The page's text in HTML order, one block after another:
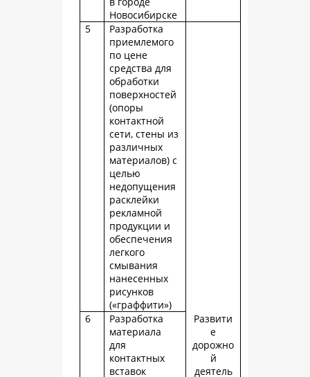
Новосибирске
5
Разработка
приемлемого
по цене
средства для
обработки
поверхностей
(опоры
контактной
сети, стены из
различных
материалов) с
целью
недопущения
расклейки
рекламной
продукции и
обеспечения
легкого
смывания
нанесенных
рисунков
(«граффити»)
Развити
е
дорожно
й
деятель
6
Разработка
материала
для
контактных
вставок